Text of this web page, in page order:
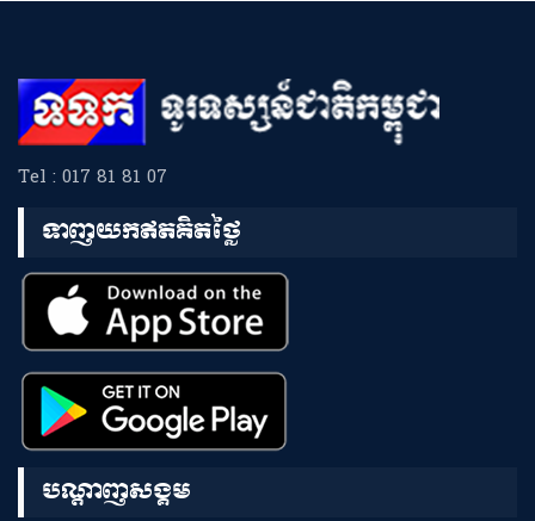
Tel : 017 81 81 07
ទាញយកឥតគិតថ្លៃ
បណ្តាញសង្គម